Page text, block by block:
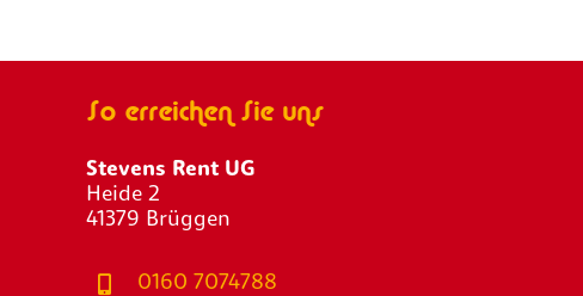
So erreichen Sie uns
Stevens Rent UG
Heide 2
41379 Brüggen
0160 7074788